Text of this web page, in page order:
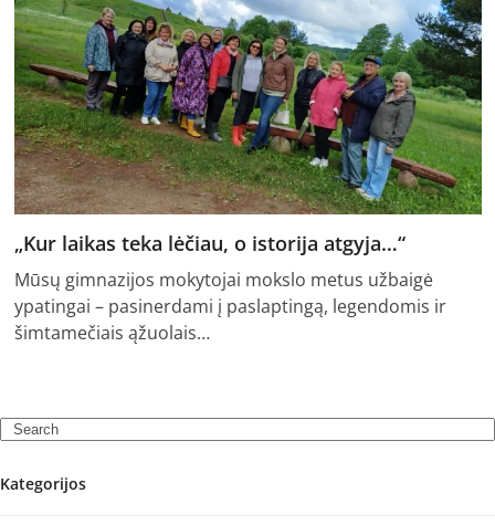
„Kur laikas teka lėčiau, o istorija atgyja…“
Mūsų gimnazijos mokytojai mokslo metus užbaigė
ypatingai – pasinerdami į paslaptingą, legendomis ir
šimtamečiais ąžuolais…
Search
Kategorijos